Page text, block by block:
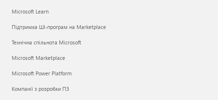
Microsoft Learn
Підтримка ШІ-програм на Marketplace
Технічна спільнота Microsoft
Microsoft Marketplace
Microsoft Power Platform
Компанії з розробки ПЗ